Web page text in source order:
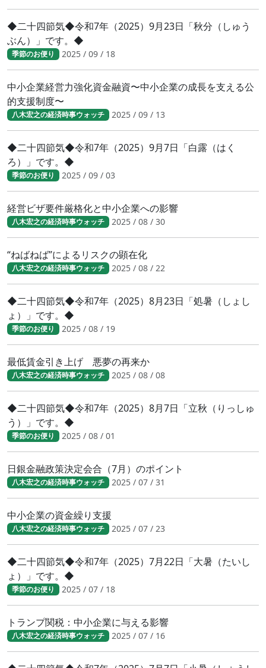
◆二十四節気◆令和7年（2025）9月23日「秋分（しゅう
ぶん）」です。◆
季節のお便り 2025 / 09 / 18
中小企業経営力強化資金融資〜中小企業の成長を支える公
的支援制度〜
八木宏之の経済時事ウォッチ 2025 / 09 / 13
◆二十四節気◆令和7年（2025）9月7日「白露（はく
ろ）」です。◆
季節のお便り 2025 / 09 / 03
経営ビザ要件厳格化と中小企業への影響
八木宏之の経済時事ウォッチ 2025 / 08 / 30
“ねばねば”によるリスクの顕在化
八木宏之の経済時事ウォッチ 2025 / 08 / 22
◆二十四節気◆令和7年（2025）8月23日「処暑（しょし
ょ）」です。◆
季節のお便り 2025 / 08 / 19
最低賃金引き上げ 悪夢の再来か
八木宏之の経済時事ウォッチ 2025 / 08 / 08
◆二十四節気◆令和7年（2025）8月7日「立秋（りっしゅ
う）」です。◆
季節のお便り 2025 / 08 / 01
日銀金融政策決定会合（7月）のポイント
八木宏之の経済時事ウォッチ 2025 / 07 / 31
中小企業の資金繰り支援
八木宏之の経済時事ウォッチ 2025 / 07 / 23
◆二十四節気◆令和7年（2025）7月22日「大暑（たいし
ょ）」です。◆
季節のお便り 2025 / 07 / 18
トランプ関税：中小企業に与える影響
八木宏之の経済時事ウォッチ 2025 / 07 / 16